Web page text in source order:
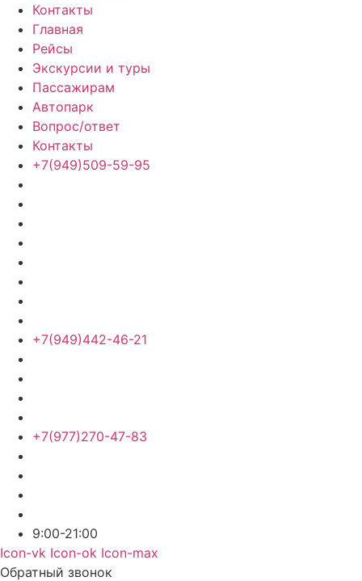
Контакты
Главная
Рейсы
Экскурсии и туры
Пассажирам
Автопарк
Вопрос/ответ
Контакты
+7(949)509-59-95
+7(949)442-46-21
+7(977)270-47-83
9:00-21:00
Icon-vk Icon-ok Icon-max
Обратный звонок